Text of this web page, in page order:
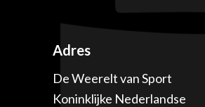
Adres
De Weerelt van Sport
Koninklijke Nederlandse